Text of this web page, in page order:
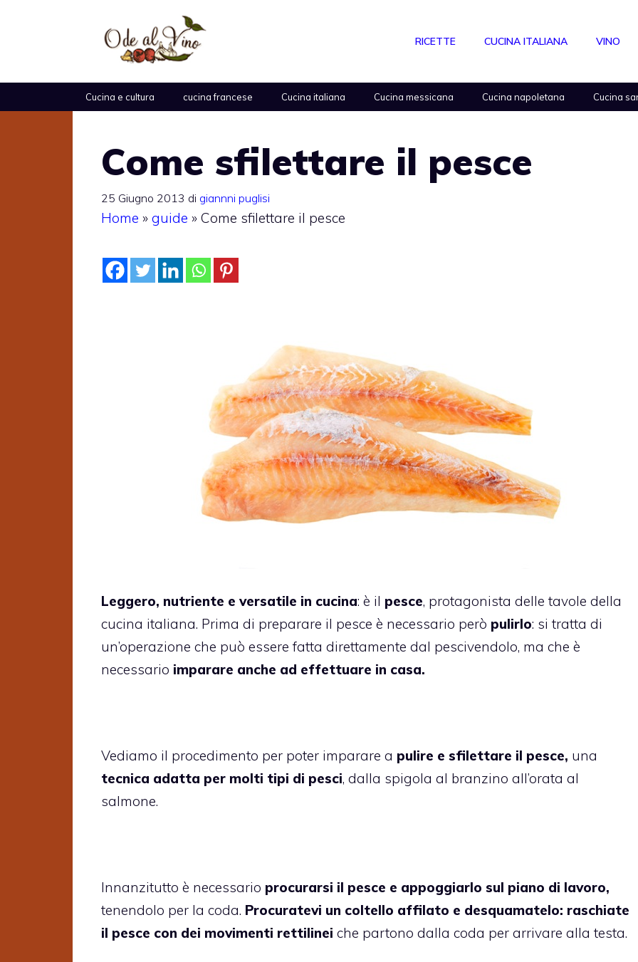
RICETTE CUCINA ITALIANA VINO
Cucina e cultura cucina francese Cucina italiana Cucina messicana Cucina napoletana Cucina
Come sfilettare il pesce
25 Giugno 2013 di giannni puglisi
Home » guide » Come sfilettare il pesce
Leggero, nutriente e versatile in cucina: è il pesce, protagonista delle tavole della
cucina italiana. Prima di preparare il pesce è necessario però pulirlo: si tratta di
un’operazione che può essere fatta direttamente dal pescivendolo, ma che è
necessario imparare anche ad effettuare in casa.
Vediamo il procedimento per poter imparare a pulire e sfilettare il pesce, una
tecnica adatta per molti tipi di pesci, dalla spigola al branzino all’orata al
salmone.
Innanzitutto è necessario procurarsi il pesce e appoggiarlo sul piano di lavoro,
tenendolo per la coda. Procuratevi un coltello affilato e desquamatelo: raschiate
il pesce con dei movimenti rettilinei che partono dalla coda per arrivare alla testa.